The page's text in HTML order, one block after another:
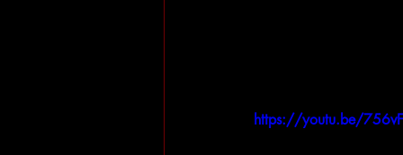
https://youtu.be/